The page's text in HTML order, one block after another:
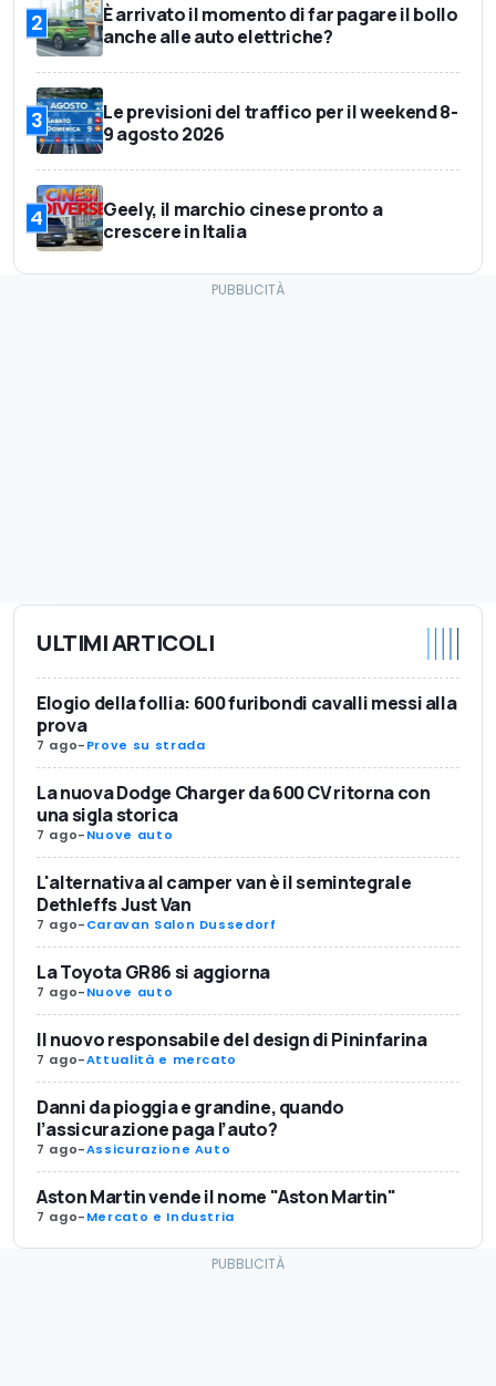
2
È arrivato il momento di far pagare il bollo
anche alle auto elettriche?
3
Le previsioni del traffico per il weekend 8-
9 agosto 2026
4
Geely, il marchio cinese pronto a
crescere in Italia
ULTIMI ARTICOLI
Elogio della follia: 600 furibondi cavalli messi alla
prova
7 ago-Prove su strada
La nuova Dodge Charger da 600 CV ritorna con
una sigla storica
7 ago-Nuove auto
L'alternativa al camper van è il semintegrale
Dethleffs Just Van
7 ago-Caravan Salon Dussedorf
La Toyota GR86 si aggiorna
7 ago-Nuove auto
Il nuovo responsabile del design di Pininfarina
7 ago-Attualità e mercato
Danni da pioggia e grandine, quando
l’assicurazione paga l’auto?
7 ago-Assicurazione Auto
Aston Martin vende il nome "Aston Martin"
7 ago-Mercato e Industria